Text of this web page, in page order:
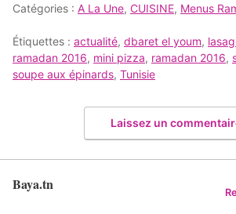
Catégories : A La Une, CUISINE, Menus
Étiquettes : actualité, dbaret el youm,
ramadan 2016, mini pizza, ramadan 2016,
soupe aux épinards, Tunisie
Laissez un
Baya.tn